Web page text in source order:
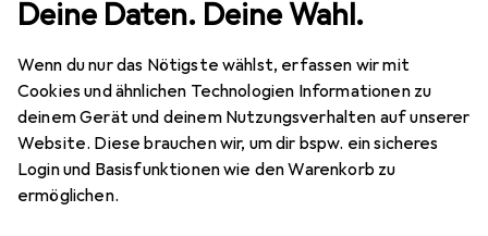
Deine Daten. Deine Wahl.
Wenn du nur das Nötigste wählst, erfassen wir mit
Cookies und ähnlichen Technologien Informationen zu
deinem Gerät und deinem Nutzungsverhalten auf unserer
Website. Diese brauchen wir, um dir bspw. ein sicheres
Login und Basisfunktionen wie den Warenkorb zu
ermöglichen.
Diese Seite bleibt immer aktuell und wird automatisch
aktualisiert. i